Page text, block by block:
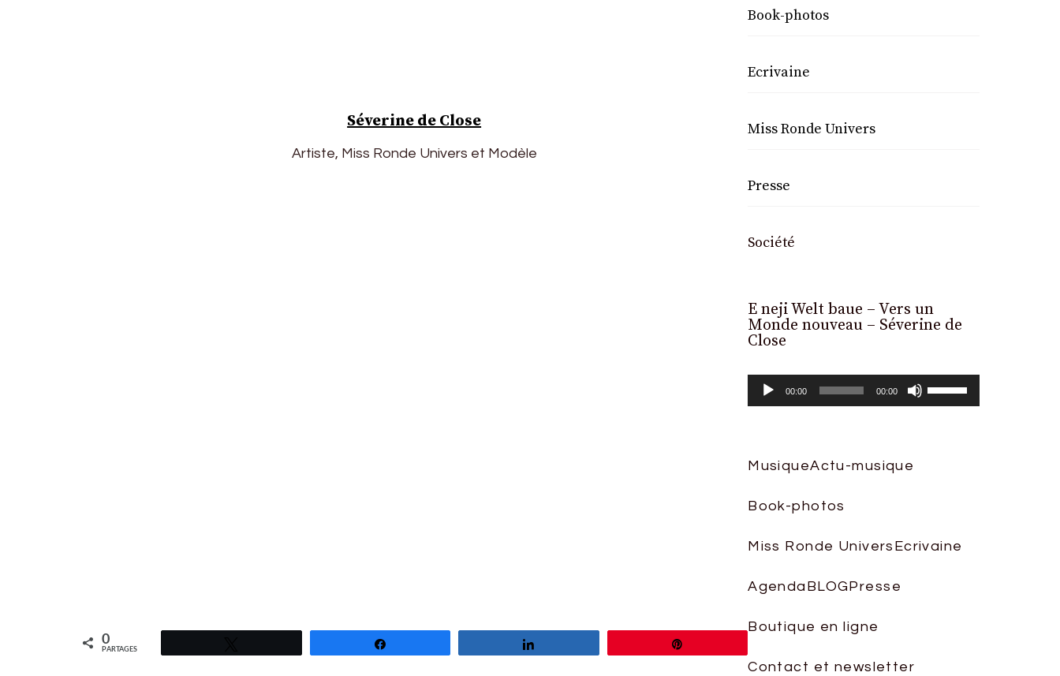
Séverine de Close
Artiste, Miss Ronde Univers et Modèle
0
PARTAGES
Book-photos
Ecrivaine
Miss Ronde Univers
Presse
Société
E neji Welt baue – Vers un
Monde nouveau – Séverine de
Close
00:00 00:00
Utilisez
les
MusiqueActu-musique
Book-photos
Miss Ronde Univers Ecrivaine
Agenda BLOGPresse
Boutique en ligne
Contact et newsletter